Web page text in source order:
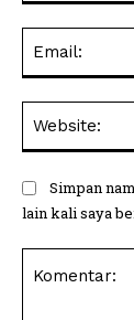
Simpan
lain kali saya